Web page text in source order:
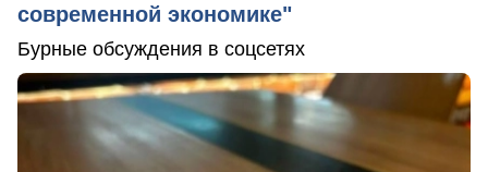
современной экономике"
Бурные обсуждения в соцсетях